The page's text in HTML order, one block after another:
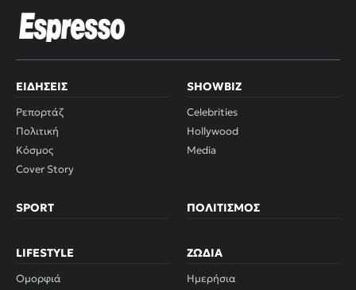
ΕΙΔΉΣΕΙΣ
Ρεπορτάζ
Πολιτική
Κόσμος
Cover Story
SHOWBIZ
Celebrities
Hollywood
Media
SPORT ΠΟΛΙΤΙΣΜΌΣ
LIFESTYLE
Ομορφιά
ΖΏΔΙΑ
Ημερήσια